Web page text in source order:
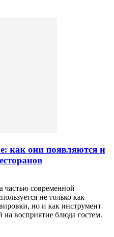
как они появляются и
частью современной
не только как
но и как инструмент
восприятие блюда гостем.